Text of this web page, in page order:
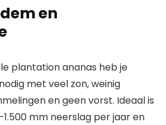
en
plantation ananas heb je
met veel zon, weinig
en geen vorst. Ideaal is
1.500 mm neerslag per jaar en